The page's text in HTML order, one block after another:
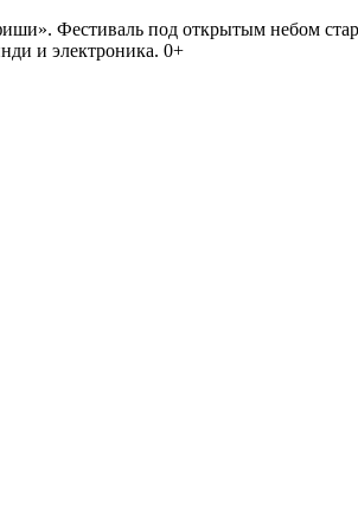
Фестиваль под открытым небом
и электроника. 0+